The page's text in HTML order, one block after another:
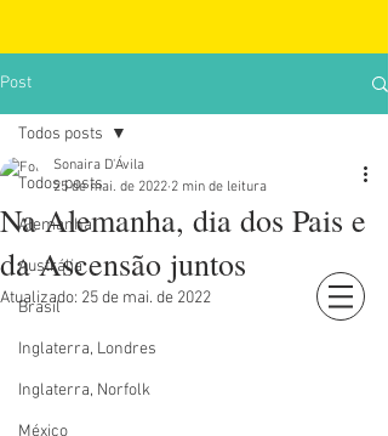
Post
Todos posts
Alemanha
Austrália
Brasil
Inglaterra, Londres
Inglaterra, Norfolk
México
Todos posts
Na Alemanha, dia dos Pais e
da Ascensão juntos
Sonaira D'Ávila
25 de mai. de 2022 2 min de leitura
Atualizado: 25 de mai. de 2022